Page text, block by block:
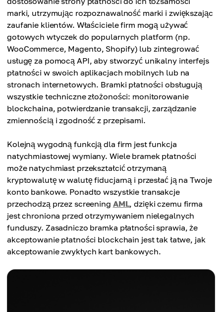
marki, utrzymując rozpoznawalność marki i zwiększając
zaufanie klientów. Właściciele firm mogą używać
gotowych wtyczek do popularnych platform (np.
WooCommerce, Magento, Shopify) lub zintegrować
usługę za pomocą API, aby stworzyć unikalny interfejs
płatności w swoich aplikacjach mobilnych lub na
stronach internetowych. Bramki płatności obsługują
wszystkie techniczne złożoności: monitorowanie
blockchaina, potwierdzanie transakcji, zarządzanie
zmiennością i zgodność z przepisami.
Kolejną wygodną funkcją dla firm jest funkcja
natychmiastowej wymiany. Wiele bramek płatności
może natychmiast przekształcić otrzymaną
kryptowalutę w walutę fiducjarną i przesłać ją na Twoje
konto bankowe. Ponadto wszystkie transakcje
przechodzą przez screening AML, dzięki czemu firma
jest chroniona przed otrzymywaniem nielegalnych
funduszy. Zasadniczo bramka płatności sprawia, że
akceptowanie płatności blockchain jest tak łatwe, jak
akceptowanie zwykłych kart bankowych.